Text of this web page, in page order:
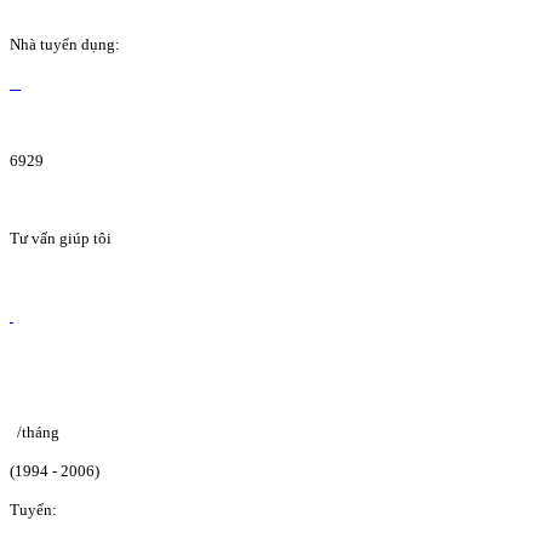
Nhà tuyển dụng:
6929
Tư vấn giúp tôi
/tháng
(1994 - 2006)
Tuyển: